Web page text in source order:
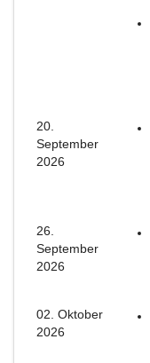
20.
September
2026
26.
September
2026
02. Oktober
2026